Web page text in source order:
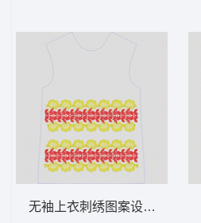
无袖上衣刺绣图案设计图 水溶